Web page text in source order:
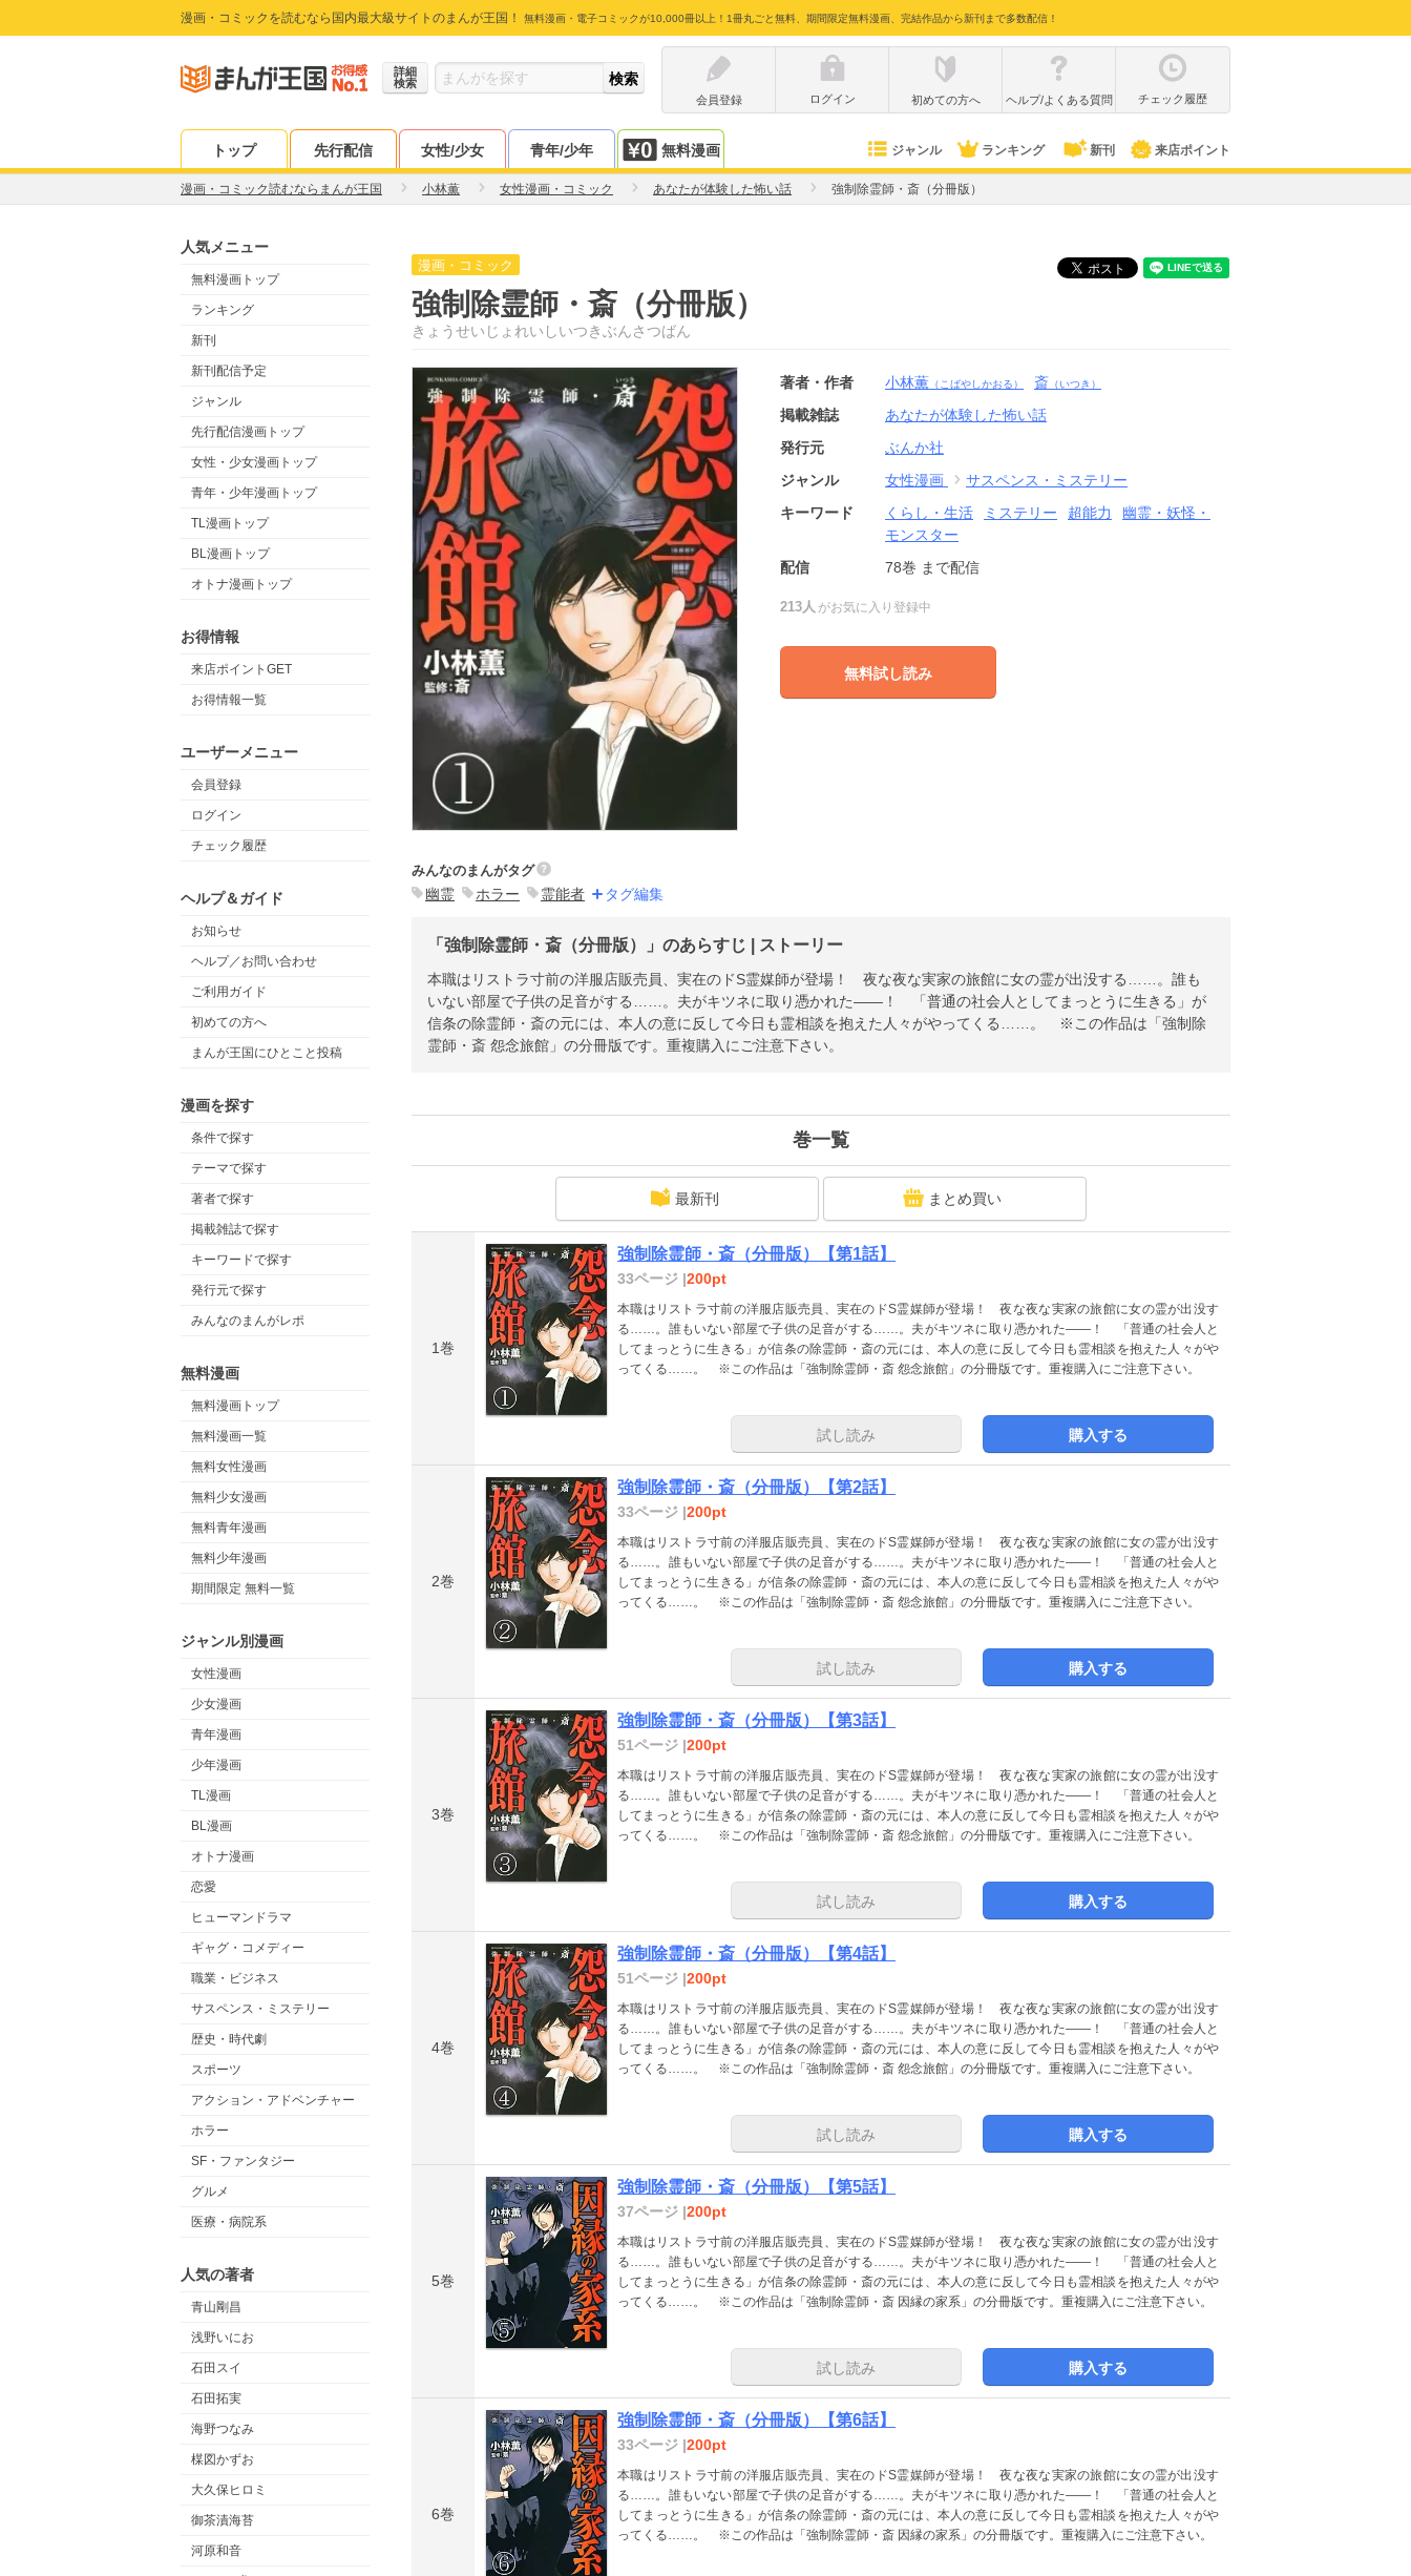
漫画・コミックを読むなら国内最大級サイトのまんが王国！ 無料漫画・電子コミックが10,000冊以上！1冊丸ごと無料、期間限定無料漫画、完結作品から新刊まで多数配信！
詳細
検索
会員登録
ログイン 初めての方へ ヘルプ/よくある質問 チェック履歴
トップ 先行配信 女性/少女 青年/少年 無料漫画 ジャンル ランキング 新刊 来店ポイント
漫画・コミック読むならまんが王国 小林薫 女性漫画・コミック あなたが体験した怖い話 強制除霊師・斎（分冊版）
人気メニュー
無料漫画トップ
ランキング
新刊
新刊配信予定
ジャンル
先行配信漫画トップ
女性・少女漫画トップ
青年・少年漫画トップ
TL漫画トップ
BL漫画トップ
オトナ漫画トップ
お得情報
来店ポイントGET
お得情報一覧
ユーザーメニュー
会員登録
ログイン
チェック履歴
ヘルプ＆ガイド
お知らせ
ヘルプ／お問い合わせ
ご利用ガイド
初めての方へ
まんが王国にひとこと投稿
漫画を探す
条件で探す
テーマで探す
著者で探す
掲載雑誌で探す
キーワードで探す
発行元で探す
みんなのまんがレポ
無料漫画
無料漫画トップ
無料漫画一覧
無料女性漫画
無料少女漫画
無料青年漫画
無料少年漫画
期間限定 無料一覧
ジャンル別漫画
女性漫画
少女漫画
青年漫画
少年漫画
TL漫画
BL漫画
オトナ漫画
恋愛
ヒューマンドラマ
ギャグ・コメディー
職業・ビジネス
サスペンス・ミステリー
歴史・時代劇
スポーツ
アクション・アドベンチャー
ホラー
SF・ファンタジー
グルメ
医療・病院系
人気の著者
青山剛昌
浅野いにお
石田スイ
石田拓実
海野つなみ
楳図かずお
大久保ヒロミ
御茶漬海苔
河原和音
漫画・コミック
強制除霊師・斎（分冊版）
きょうせいじょれいしいつきぶんさつばん
著者・作者 小林薫 （こばやしかおる） 斎 （いつき）
掲載雑誌
あなたが体験した怖い話
発行元
ぶんか社
ジャンル
女性漫画
サスペンス・ミステリー
キーワード
くらし・生活 ミステリー 超能力
幽霊・妖怪・
モンスター
配信
78巻 まで配信
213人 がお気に入り登録中
無料試し読み
みんなのまんがタグ
幽霊 ホラー 霊能者 タグ編集
「強制除霊師・斎（分冊版）」のあらすじ | ストーリー
本職はリストラ寸前の洋服店販売員、実在のドS霊媒師が登場！ 夜な夜な実家の旅館に女の霊が出没する……。誰も
いない部屋で子供の足音がする……。夫がキツネに取り憑かれた――！ 「普通の社会人としてまっとうに生きる」が
信条の除霊師・斎の元には、本人の意に反して今日も霊相談を抱えた人々がやってくる……。 ※この作品は「強制除
霊師・斎 怨念旅館」の分冊版です。重複購入にご注意下さい。
巻一覧
最新刊 まとめ買い
1巻
強制除霊師・斎（分冊版）【第1話】
33ページ |200pt
本職はリストラ寸前の洋服店販売員、実在のドS霊媒師が登場！ 夜な夜な実家の旅館に女の霊が出没す
る……。誰もいない部屋で子供の足音がする……。夫がキツネに取り憑かれた――！ 「普通の社会人と
してまっとうに生きる」が信条の除霊師・斎の元には、本人の意に反して今日も霊相談を抱えた人々がや
ってくる……。 ※この作品は「強制除霊師・斎 怨念旅館」の分冊版です。重複購入にご注意下さい。
試し読み 購入する
2巻
強制除霊師・斎（分冊版）【第2話】
33ページ |200pt
本職はリストラ寸前の洋服店販売員、実在のドS霊媒師が登場！ 夜な夜な実家の旅館に女の霊が出没す
る……。誰もいない部屋で子供の足音がする……。夫がキツネに取り憑かれた――！ 「普通の社会人と
してまっとうに生きる」が信条の除霊師・斎の元には、本人の意に反して今日も霊相談を抱えた人々がや
ってくる……。 ※この作品は「強制除霊師・斎 怨念旅館」の分冊版です。重複購入にご注意下さい。
試し読み 購入する
3巻
強制除霊師・斎（分冊版）【第3話】
51ページ |200pt
本職はリストラ寸前の洋服店販売員、実在のドS霊媒師が登場！ 夜な夜な実家の旅館に女の霊が出没す
る……。誰もいない部屋で子供の足音がする……。夫がキツネに取り憑かれた――！ 「普通の社会人と
してまっとうに生きる」が信条の除霊師・斎の元には、本人の意に反して今日も霊相談を抱えた人々がや
ってくる……。 ※この作品は「強制除霊師・斎 怨念旅館」の分冊版です。重複購入にご注意下さい。
試し読み 購入する
4巻
強制除霊師・斎（分冊版）【第4話】
51ページ |200pt
本職はリストラ寸前の洋服店販売員、実在のドS霊媒師が登場！ 夜な夜な実家の旅館に女の霊が出没す
る……。誰もいない部屋で子供の足音がする……。夫がキツネに取り憑かれた――！ 「普通の社会人と
してまっとうに生きる」が信条の除霊師・斎の元には、本人の意に反して今日も霊相談を抱えた人々がや
ってくる……。 ※この作品は「強制除霊師・斎 怨念旅館」の分冊版です。重複購入にご注意下さい。
試し読み 購入する
5巻
強制除霊師・斎（分冊版）【第5話】
37ページ |200pt
本職はリストラ寸前の洋服店販売員、実在のドS霊媒師が登場！ 夜な夜な実家の旅館に女の霊が出没す
る……。誰もいない部屋で子供の足音がする……。夫がキツネに取り憑かれた――！ 「普通の社会人と
してまっとうに生きる」が信条の除霊師・斎の元には、本人の意に反して今日も霊相談を抱えた人々がや
ってくる……。 ※この作品は「強制除霊師・斎 因縁の家系」の分冊版です。重複購入にご注意下さい。
試し読み 購入する
6巻
強制除霊師・斎（分冊版）【第6話】
33ページ |200pt
本職はリストラ寸前の洋服店販売員、実在のドS霊媒師が登場！ 夜な夜な実家の旅館に女の霊が出没す
る……。誰もいない部屋で子供の足音がする……。夫がキツネに取り憑かれた――！ 「普通の社会人と
してまっとうに生きる」が信条の除霊師・斎の元には、本人の意に反して今日も霊相談を抱えた人々がや
ってくる……。 ※この作品は「強制除霊師・斎 因縁の家系」の分冊版です。重複購入にご注意下さい。